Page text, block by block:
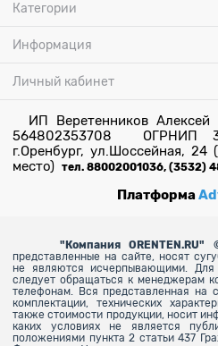
Категории
Информация
Личный кабинет
ИП Веретенников
564802353708 ОГРНИП
г.Оренбург, ул.Шоссейная, 24
место) тел. 88002001036, (3532)
Платформа
" Компания
представленные на сайте, носят
не являются исчерпывающими. Для
следует обращаться к менеджерам
телефонам. Вся представленная на
комплектации, технических
также стоимости продукции, носит
каких условиях не является
положениями пункта 2 статьи 437